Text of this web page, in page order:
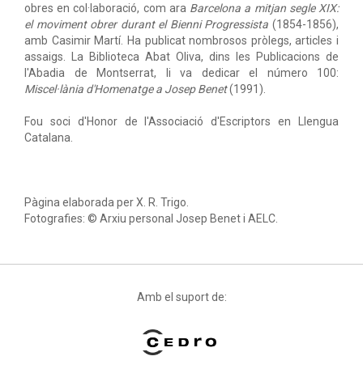
obres en col·laboració, com ara Barcelona a mitjan segle XIX:
el moviment obrer durant el Bienni Progressista (1854-1856),
amb Casimir Martí. Ha publicat nombrosos pròlegs, articles i
assaigs. La Biblioteca Abat Oliva, dins les Publicacions de
l'Abadia de Montserrat, li va dedicar el número 100:
Miscel·lània d'Homenatge a Josep Benet(1991).
Fou soci d'Honor de l'Associació d'Escriptors en Llengua
Catalana.
Pàgina elaborada per X. R. Trigo.
Fotografies: © Arxiu personal Josep Benet i AELC.
Amb el suport de: